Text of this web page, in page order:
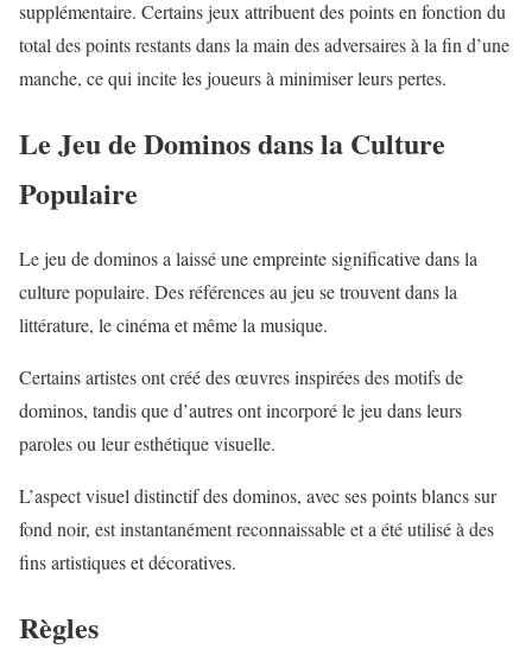
supplémentaire. Certains jeux attribuent des points en fonction du
total des points restants dans la main des adversaires à la fin d’une
manche, ce qui incite les joueurs à minimiser leurs pertes.
Le Jeu de Dominos dans la Culture
Populaire
Le jeu de dominos a laissé une empreinte significative dans la
culture populaire. Des références au jeu se trouvent dans la
littérature, le cinéma et même la musique.
Certains artistes ont créé des œuvres inspirées des motifs de
dominos, tandis que d’autres ont incorporé le jeu dans leurs
paroles ou leur esthétique visuelle.
L’aspect visuel distinctif des dominos, avec ses points blancs sur
fond noir, est instantanément reconnaissable et a été utilisé à des
fins artistiques et décoratives.
Règles